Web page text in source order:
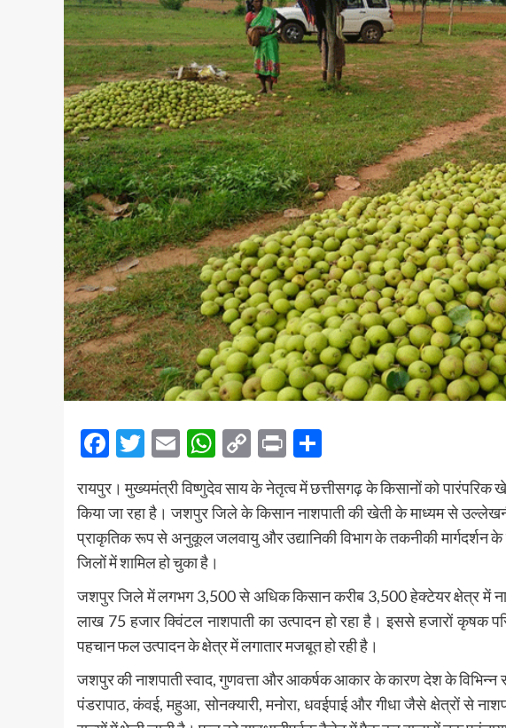
Facebook
Twitter
EmailWhatsApp
Copy
Link
Print
रायपुर। मुख्यमंत्री विष्णुदेव साय के नेतृत्व में छत्तीसगढ़ के किसानों को पारंपरिक
किया जा रहा है। जशपुर जिले के किसान नाशपाती की खेती के माध्यम से
प्राकृतिक रूप से अनुकूल जलवायु और उद्यानिकी विभाग के तकनीकी
जिलों में शामिल हो चुका है।
जशपुर जिले में लगभग 3,500 से अधिक किसान करीब 3,500 हेक्टेयर क्षेत्र में
लाख 75 हजार क्विंटल नाशपाती का उत्पादन हो रहा है। इससे हजारों कृषक
पहचान फल उत्पादन के क्षेत्र में लगातार मजबूत हो रही है।
जशपुर की नाशपाती स्वाद, गुणवत्ता और आकर्षक आकार के कारण देश के विभिन्न
पंडरापाठ, कंवई, महुआ, सोनक्यारी, मनोरा, धवईपाई और गीधा जैसे क्षेत्रों से